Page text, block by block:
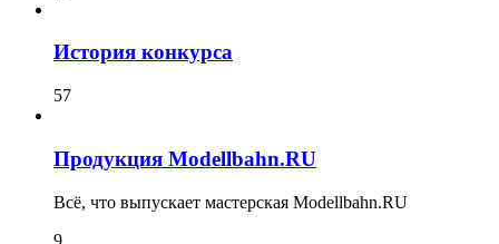
История конкурса
57
Продукция Modellbahn.RU
Всё, что выпускает мастерская Modellbahn.RU
9